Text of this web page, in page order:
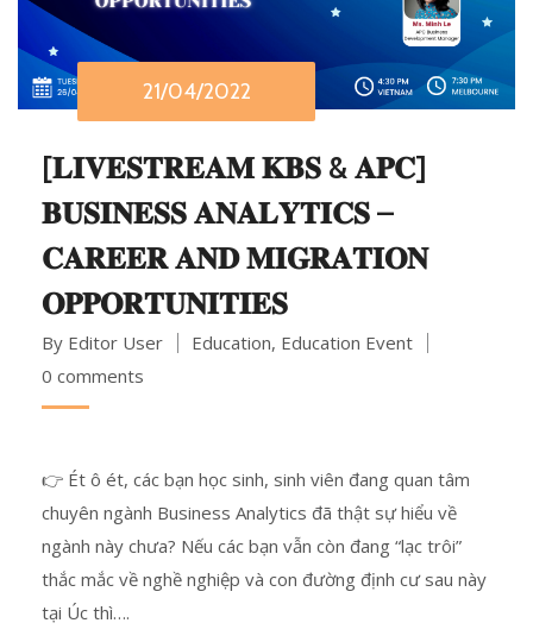
21/04/2022
[𝐋𝐈𝐕𝐄𝐒𝐓𝐑𝐄𝐀𝐌 𝐊𝐁𝐒 & 𝐀𝐏𝐂]
𝐁𝐔𝐒𝐈𝐍𝐄𝐒𝐒 𝐀𝐍𝐀𝐋𝐘𝐓𝐈𝐂𝐒 –
𝐂𝐀𝐑𝐄𝐄𝐑 𝐀𝐍𝐃 𝐌𝐈𝐆𝐑𝐀𝐓𝐈𝐎𝐍
𝐎𝐏𝐏𝐎𝐑𝐓𝐔𝐍𝐈𝐓𝐈𝐄𝐒
By Editor User Education, Education Event
0 comments
👉 Ét ô ét, các bạn học sinh, sinh viên đang quan tâm
chuyên ngành Business Analytics đã thật sự hiểu về
ngành này chưa? Nếu các bạn vẫn còn đang “lạc trôi”
thắc mắc về nghề nghiệp và con đường định cư sau này
tại Úc thì….